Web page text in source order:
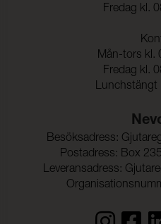
Fredag kl.
Mån-tors kl.
Fredag kl.
Lunchstängt
Besöksadress:
Postadress: Box
Leveransadress: